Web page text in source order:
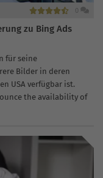
0
zu Bing Ads
für seine
Bilder in deren
USA verfügbar ist.
the availability of